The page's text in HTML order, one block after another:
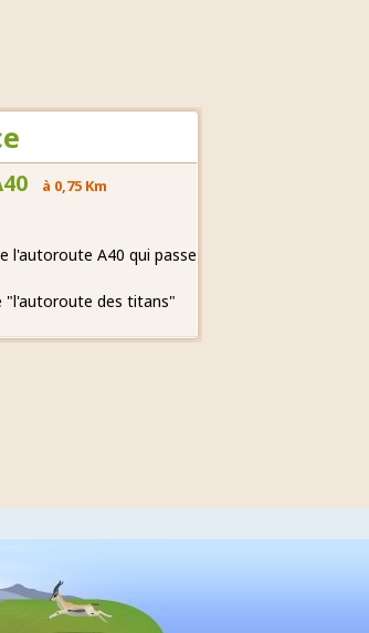
à 0,75 Km
l'autoroute A40 qui passe
"l'autoroute des titans"